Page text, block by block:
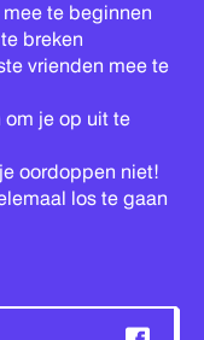
te beginnen
breken
vrienden mee te
om je op uit te
oordoppen niet!
los te gaan